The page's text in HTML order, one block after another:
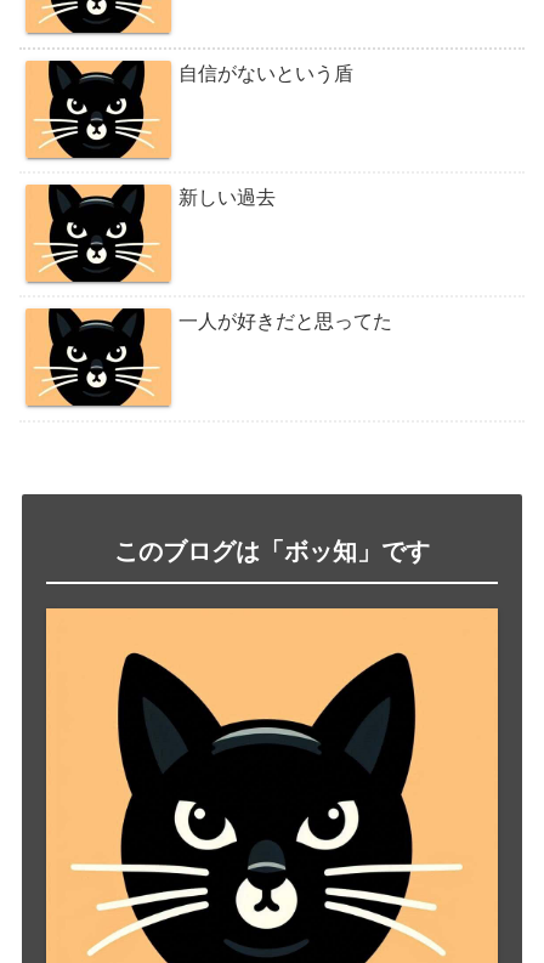
自信がないという盾
新しい過去
一人が好きだと思ってた
このブログは「ボッ知」です